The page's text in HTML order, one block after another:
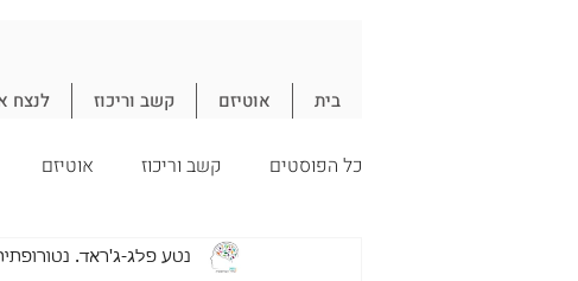
בית אוטיזם קשב וריכוז לנצח
כל הפוסטים קשב וריכוז אוטיזם
חיסון תזונה
נטע פלג-ג'ראד.